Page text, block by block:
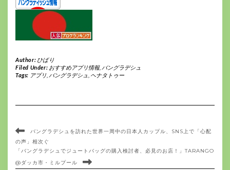
Author: ひばり
Filed Under: おすすめアプリ情報, バングラデシュ
Tags: アプリ バングラデシュ ヘナタトゥー
バングラデシュを訪れた世界一周中の日本人カップル、SNS上で「心配
の声」相次ぐ
「バングラデシュでジュートバッグの購入検討者、必見のお店！」TARANGO
@ダッカ市・ミルプール